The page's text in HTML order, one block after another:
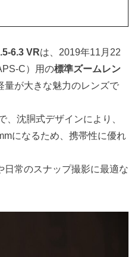
6.3 VRは、2019年11月22
C）用の標準ズームレン
量が大きな魅力のレンズで
、沈胴式デザインにより、
になるため、携帯性に優れ
日常のスナップ撮影に最適な